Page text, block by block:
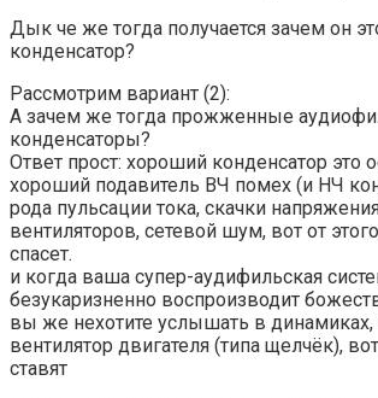
Дык че же тогда получается зачем он
конденсатор?
Рассмотрим вариант (2):
А зачем же тогда прожженные
конденсаторы?
Ответ прост: хороший конденсатор это
хороший подавитель ВЧ помех (и НЧ
рода пульсации тока, скачки
вентиляторов, сетевой шум, вот от
спасет.
и когда ваша супер-аудифильская
безукаризненно воспроизводит
вы же нехотите услышать в динамиках,
вентилятор двигателя (типа щелчёк),
ставят